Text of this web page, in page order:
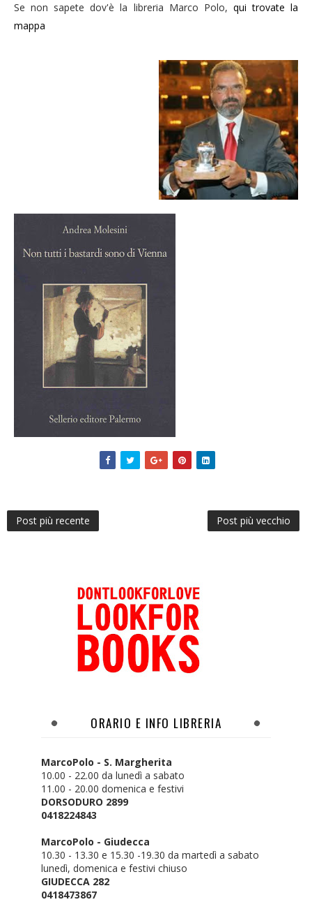
Se non sapete dov'è la libreria Marco Polo, qui trovate la
mappa
Post più recente Post più vecchio
ORARIO E INFO LIBRERIA
MarcoPolo - S. Margherita
10.00 - 22.00 da lunedì a sabato
11.00 - 20.00 domenica e festivi
DORSODURO 2899
0418224843
MarcoPolo - Giudecca
10.30 - 13.30 e 15.30 -19.30 da martedì a sabato
lunedì, domenica e festivi chiuso
GIUDECCA 282
0418473867